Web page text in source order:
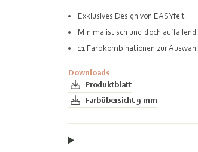
Exklusives Design von EASYfelt
Minimalistisch und doch auffallend
11 Farbkombinationen zur Auswahl
Downloads
Produktblatt
Farbübersicht 9 mm